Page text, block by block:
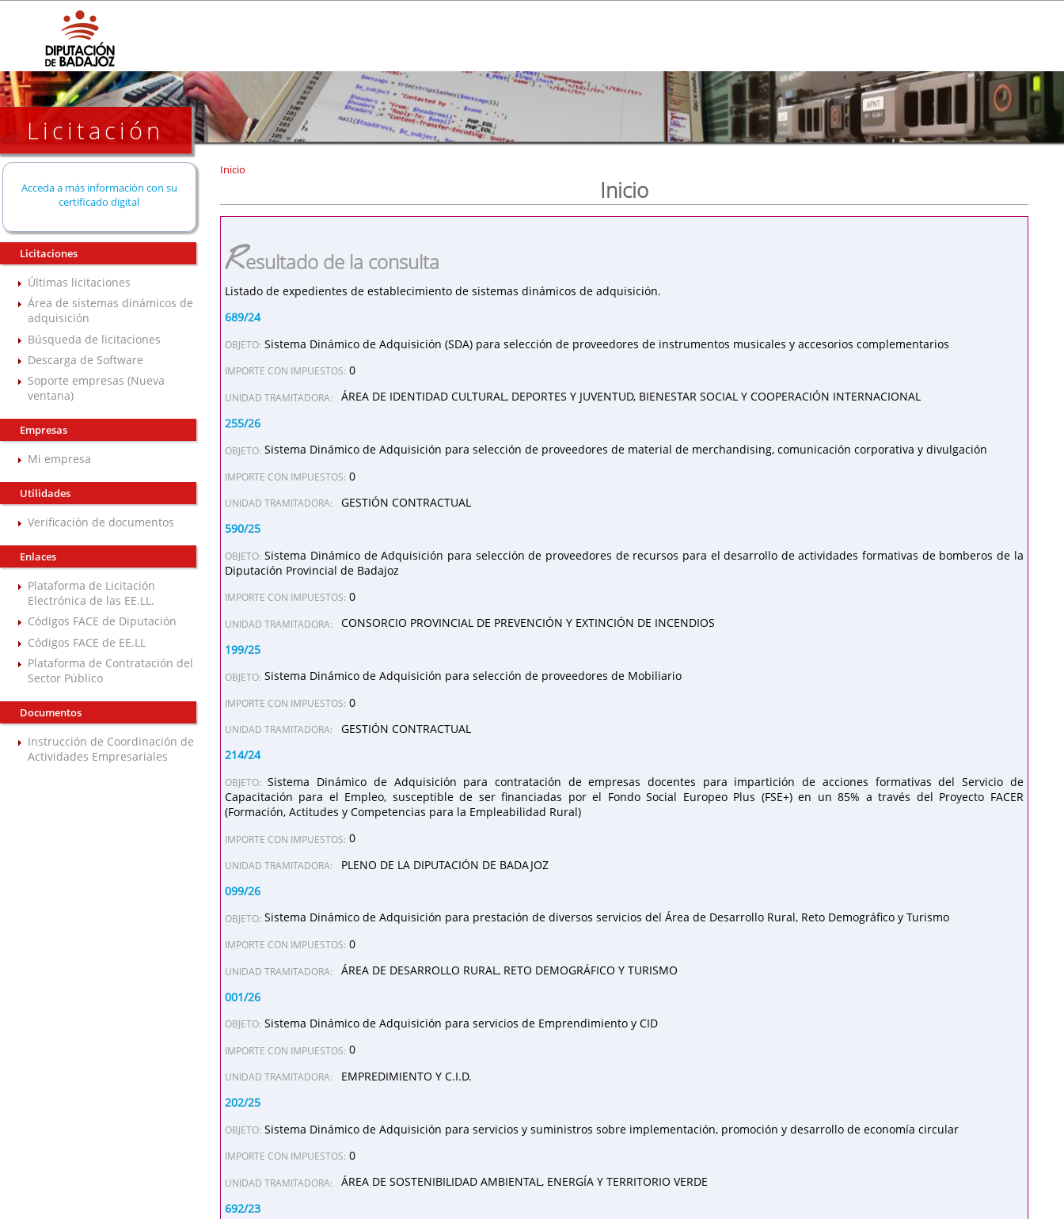
Licitación
Acceda a más información con su
certificado digital
Licitaciones
Últimas licitaciones
Área de sistemas dinámicos de
adquisición
Búsqueda de licitaciones
Descarga de Software
Soporte empresas (Nueva
ventana)
Empresas
Mi empresa
Utilidades
Verificación de documentos
Enlaces
Plataforma de Licitación
Electrónica de las EE.LL.
Códigos FACE de Diputación
Códigos FACE de EE.LL
Plataforma de Contratación del
Sector Público
Documentos
Instrucción de Coordinación de
Actividades Empresariales
Inicio
Inicio
Resultado de la consulta
Listado de expedientes de establecimiento de sistemas dinámicos de adquisición.
689/24
OBJETO: Sistema Dinámico de Adquisición (SDA) para selección de proveedores de instrumentos musicales y accesorios complementarios
IMPORTE CON IMPUESTOS: 0
UNIDAD TRAMITADORA:
ÁREA DE IDENTIDAD CULTURAL, DEPORTES Y JUVENTUD, BIENESTAR SOCIAL Y COOPERACIÓN INTERNACIONAL
255/26
OBJETO: Sistema Dinámico de Adquisición para selección de proveedores de material de merchandising, comunicación corporativa y divulgación
IMPORTE CON IMPUESTOS: 0
UNIDAD TRAMITADORA:
GESTIÓN CONTRACTUAL
590/25
OBJETO: Sistema Dinámico de Adquisición para selección de proveedores de recursos para el desarrollo de actividades formativas de bomberos de la
Diputación Provincial de Badajoz
IMPORTE CON IMPUESTOS: 0
UNIDAD TRAMITADORA:
CONSORCIO PROVINCIAL DE PREVENCIÓN Y EXTINCIÓN DE INCENDIOS
199/25
OBJETO: Sistema Dinámico de Adquisición para selección de proveedores de Mobiliario
IMPORTE CON IMPUESTOS: 0
UNIDAD TRAMITADORA:
GESTIÓN CONTRACTUAL
214/24
OBJETO:
Sistema Dinámico de Adquisición para contratación de empresas docentes para impartición de acciones formativas del Servicio de
Capacitación para el Empleo, susceptible de ser financiadas por el Fondo Social Europeo Plus (FSE+) en un 85% a través del Proyecto FACER
(Formación, Actitudes y Competencias para la Empleabilidad Rural)
IMPORTE CON IMPUESTOS: 0
UNIDAD TRAMITADORA:
PLENO DE LA DIPUTACIÓN DE BADAJOZ
099/26
OBJETO: Sistema Dinámico de Adquisición para prestación de diversos servicios del Área de Desarrollo Rural, Reto Demográfico y Turismo
IMPORTE CON IMPUESTOS: 0
UNIDAD TRAMITADORA:
ÁREA DE DESARROLLO RURAL, RETO DEMOGRÁFICO Y TURISMO
001/26
OBJETO: Sistema Dinámico de Adquisición para servicios de Emprendimiento y CID
IMPORTE CON IMPUESTOS: 0
UNIDAD TRAMITADORA:
EMPREDIMIENTO Y C.I.D.
202/25
OBJETO: Sistema Dinámico de Adquisición para servicios y suministros sobre implementación, promoción y desarrollo de economía circular
IMPORTE CON IMPUESTOS: 0
UNIDAD TRAMITADORA:
ÁREA DE SOSTENIBILIDAD AMBIENTAL, ENERGÍA Y TERRITORIO VERDE
692/23